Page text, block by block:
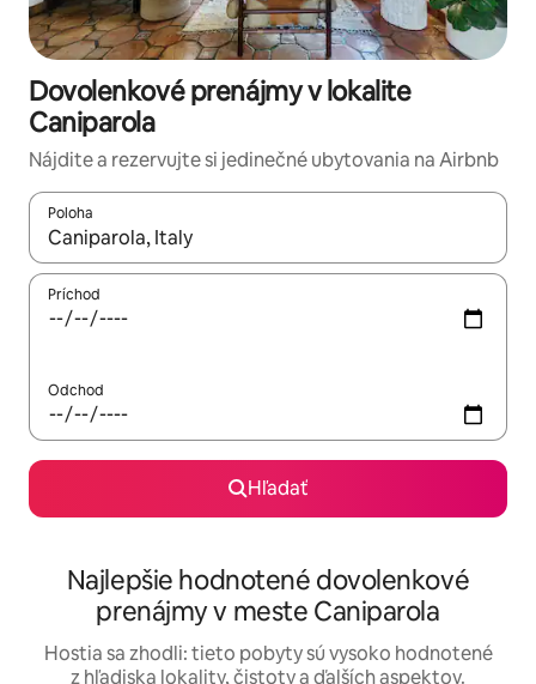
Dovolenkové prenájmy v lokalite
Caniparola
Nájdite a rezervujte si jedinečné ubytovania na Airbnb
Poloha
Keď budú výsledky k dispozícii, môžete si ich prechádzať
Príchod
Odchod
Hľadať
Najlepšie hodnotené dovolenkové
prenájmy v meste Caniparola
Hostia sa zhodli: tieto pobyty sú vysoko hodnotené
z hľadiska lokality, čistoty a ďalších aspektov.